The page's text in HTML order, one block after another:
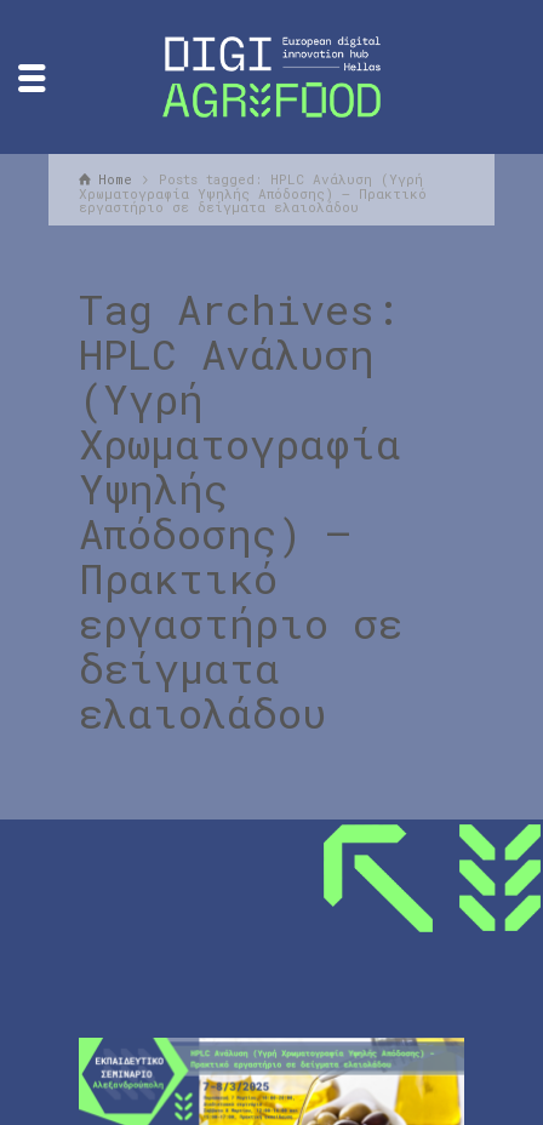
Home
Posts tagged: HPLC Ανάλυση (Υγρή
Χρωματογραφία Υψηλής Απόδοσης) – Πρακτικό
εργαστήριο σε δείγματα ελαιολάδου
Tag Archives:
HPLC Ανάλυση
(Υγρή
Χρωματογραφία
Υψηλής
Απόδοσης) –
Πρακτικό
εργαστήριο σε
δείγματα
ελαιολάδου